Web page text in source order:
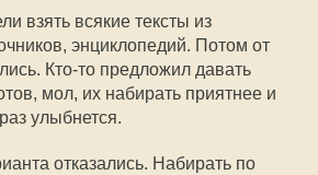
взять всякие тексты из
энциклопедий. Потом от
Кто-то предложил давать
мол, их набирать приятнее и
улыбнется.
отказались. Набирать по